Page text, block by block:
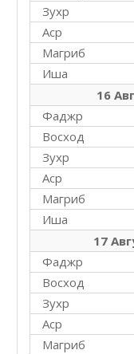
Зухр
Аср
Магриб
Иша
16
Фаджр
Восход
Зухр
Аср
Магриб
Иша
17
Фаджр
Восход
Зухр
Аср
Магриб